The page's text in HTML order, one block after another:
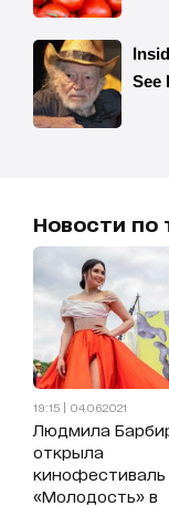
Новости по
19:15 | 04.06.2021
Людмила
открыла
кинофестиваль
«Молодость» в